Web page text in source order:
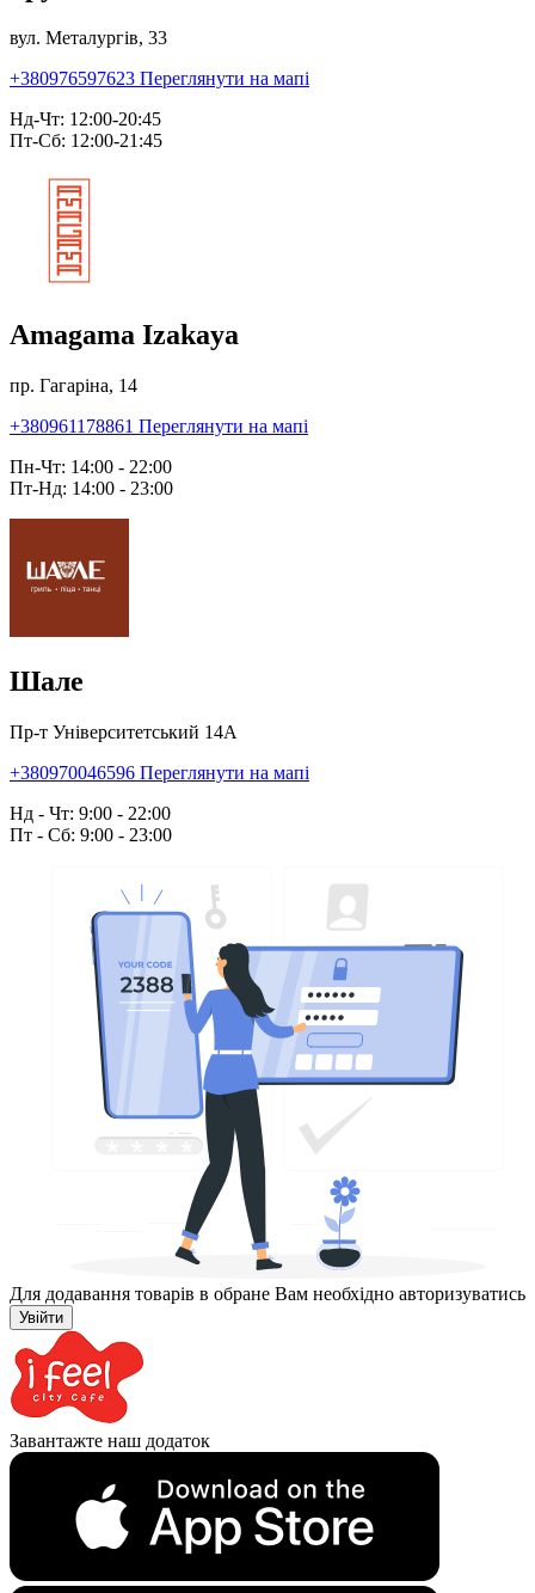
вул. Металургів, 33
+380976597623 Переглянути на мапі
Нд-Чт: 12:00-20:45
Пт-Сб: 12:00-21:45
Amagama Izakaya
пр. Гагаріна, 14
+380961178861 Переглянути на мапі
Пн-Чт: 14:00 - 22:00
Пт-Нд: 14:00 - 23:00
Шале
Пр-т Університетський 14А
+380970046596 Переглянути на мапі
Нд - Чт: 9:00 - 22:00
Пт - Сб: 9:00 - 23:00
Для додавання товарів в обране Вам необхідно авторизуватись
Увійти
Завантажте наш додаток